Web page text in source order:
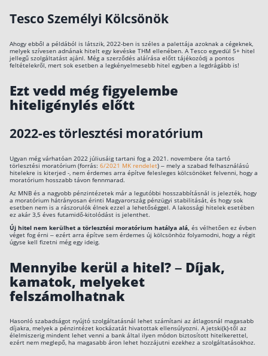
Tesco Személyi Kölcsönök
Ahogy ebből a példából is látszik, 2022-ben is széles a palettája azoknak a cégeknek,
melyek szívesen adnának hitelt egy kevéske THM ellenében. A Tesco egyedül 5+ hitel
jellegű szolgáltatást ajánl. Még a szerződés aláírása előtt tájékozódj a pontos
feltételekről, mert sok esetben a legkényelmesebb hitel egyben a legdrágább is!
Ezt vedd még figyelembe
hiteligénylés előtt
2022-es törlesztési moratórium
Ugyan még várhatóan 2022 júliusáig tartani fog a 2021. novembere óta tartó
törlesztési moratórium (forrás: 6/2021 MK rendelet) – mely a szabad felhasználású
hitelekre is kiterjed -, nem érdemes arra építve felesleges kölcsönöket felvenni, hogy a
moratórium hosszabb távon fennmarad.
Az MNB és a nagyobb pénzintézetek már a legutóbbi hosszabbításnál is jelezték, hogy
a moratórium hátrányosan érinti Magyarország pénzügyi stabilitását, és hogy sok
esetben nem is a rászorulók élnek ezzel a lehetőséggel. A lakossági hitelek esetében
ez akár 3,5 éves futamidő-kitolódást is jelenthet.
Új hitel nem kerülhet a törlesztési moratórium hatálya alá, és vélhetően ez évben
véget fog érni – ezért arra építve sem érdemes új kölcsönhöz folyamodni, hogy a régit
úgyse kell fizetni még egy ideig.
Mennyibe kerül a hitel? – Díjak,
kamatok, melyeket
felszámolhatnak
Hasonló szabadságot nyújtó szolgáltatásnál lehet számítani az átlagosnál magasabb
díjakra, melyek a pénzintézet kockázatát hivatottak ellensúlyozni. A jetski(k)-től az
élelmiszerig mindent lehet venni a bank által ilyen módon biztosított hitelkerettel,
ezért nem meglepő, ha magasabb áron lehet hozzájutni ezekhez a szolgáltatásokhoz.